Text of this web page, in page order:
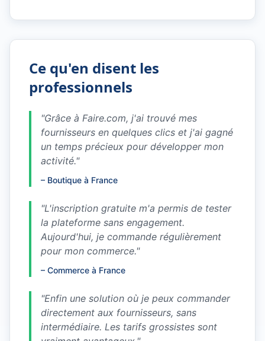
Ce qu'en disent les
professionnels
"Grâce à Faire.com, j'ai trouvé mes
fournisseurs en quelques clics et j'ai gagné
un temps précieux pour développer mon
activité."
– Boutique à France
"L'inscription gratuite m'a permis de tester
la plateforme sans engagement.
Aujourd'hui, je commande régulièrement
pour mon commerce."
– Commerce à France
"Enfin une solution où je peux commander
directement aux fournisseurs, sans
intermédiaire. Les tarifs grossistes sont